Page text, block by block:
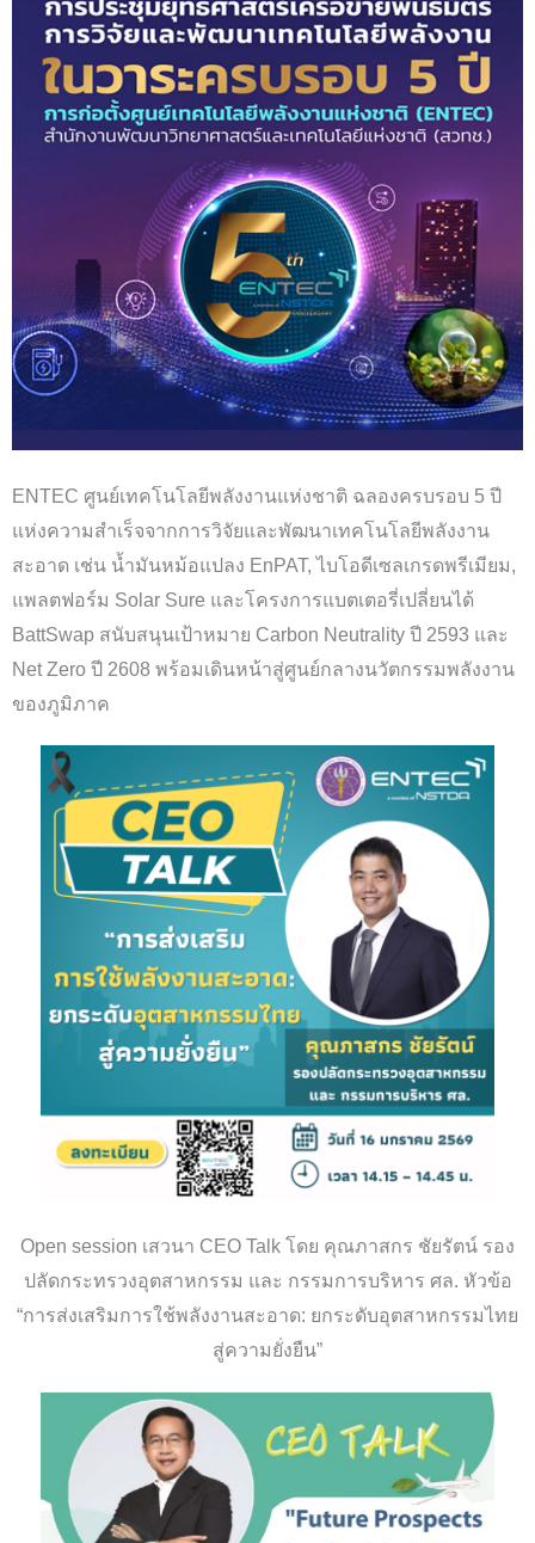
ENTEC ศูนย์เทคโนโลยีพลังงานแห่งชาติ ฉลองครบรอบ 5 ปี
แห่งความสำเร็จจากการวิจัยและพัฒนาเทคโนโลยีพลังงาน
สะอาด เช่น น้ำมันหม้อแปลง EnPAT, ไบโอดีเซลเกรดพรีเมียม,
แพลตฟอร์ม Solar Sure และโครงการแบตเตอรี่เปลี่ยนได้
BattSwap สนับสนุนเป้าหมาย Carbon Neutrality ปี 2593 และ
Net Zero ปี 2608 พร้อมเดินหน้าสู่ศูนย์กลางนวัตกรรมพลังงาน
ของภูมิภาค
Open session เสวนา CEO Talk โดย คุณภาสกร ชัยรัตน์ รอง
ปลัดกระทรวงอุตสาหกรรม และ กรรมการบริหาร ศล. หัวข้อ
“การส่งเสริมการใช้พลังงานสะอาด: ยกระดับอุตสาหกรรมไทย
สู่ความยั่งยืน”